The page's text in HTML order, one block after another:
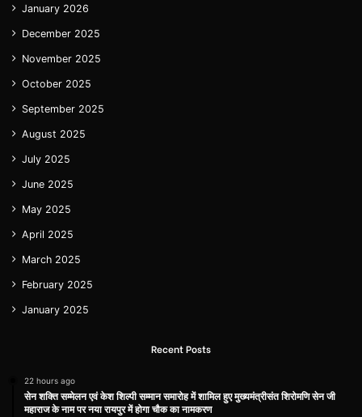
January 2026
December 2025
November 2025
October 2025
September 2025
August 2025
July 2025
June 2025
May 2025
April 2025
March 2025
February 2025
January 2025
Recent Posts
22 hours ago
सेन शक्ति सम्मेलन एवं केश शिल्पी सम्मान समारोह में शामिल हुए मुख्यमंत्रीसंत शिरोमणि सेन जी
महाराज के नाम पर नया रायपुर में होगा चौक का नामकरण